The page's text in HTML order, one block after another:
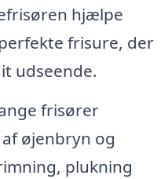
hjælpe
frisure, der
udseende.
frisører
øjenbryn og
plukning